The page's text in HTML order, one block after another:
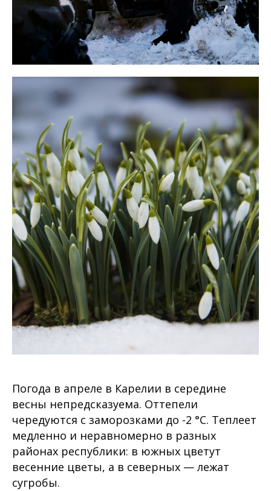
Погода в апреле в Карелии в середине
весны непредсказуема. Оттепели
чередуются с заморозками до -2 °C. Теплеет
медленно и неравномерно в разных
районах республики: в южных цветут
весенние цветы, а в северных — лежат
сугробы.